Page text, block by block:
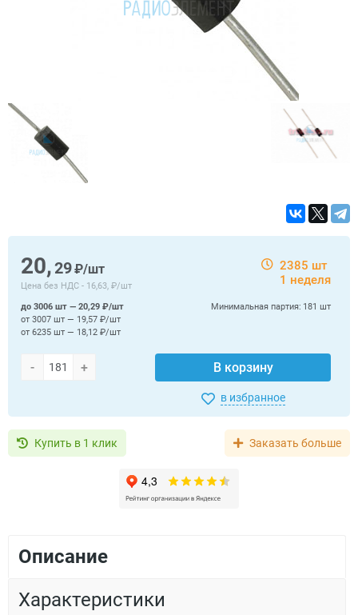
20,29₽/шт
Цена без НДС - 16,63, ₽/шт
2385 шт
1 неделя
- + В корзину
Минимальная партия: 181 шт
до 3006 шт — 20,29 ₽/шт
от 3007 шт — 19,57 ₽/шт
от 6235 шт — 18,12 ₽/шт
в избранное
Купить в 1 клик Заказать больше
Описание
Характеристики